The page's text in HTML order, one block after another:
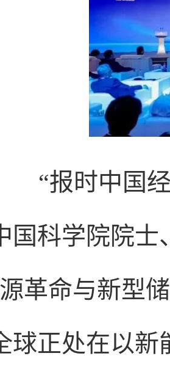
“报时中国
国科学院院士
革命与新型
球正处在以